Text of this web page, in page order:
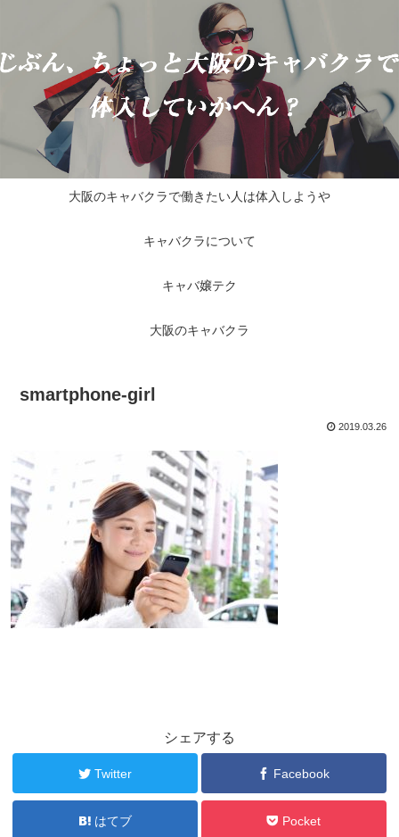
大阪のキャバクラで働きたい人は体入しようや
キャバクラについて
キャバ嬢テク
大阪のキャバクラ
smartphone-girl
2019.03.26
シェアする
Twitter Facebook
はてブ Pocket